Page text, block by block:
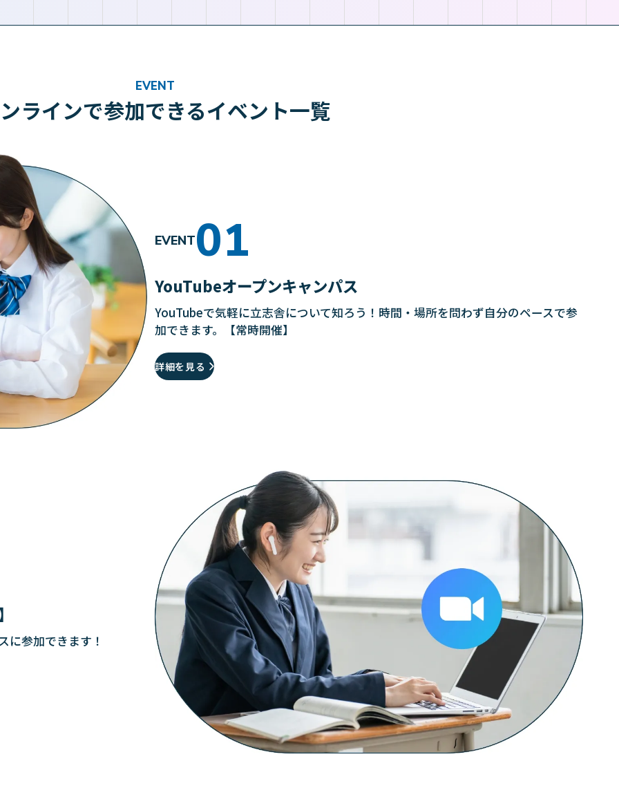
ラインで参加できるイベント一覧
EVENT
EVENT
YouTubeオープンキャンパス
YouTubeで気軽に立志舎について知ろう！時間・場所を問わず自分のペースで参
加できます。【常時開催】
詳細を見る
に参加できます！